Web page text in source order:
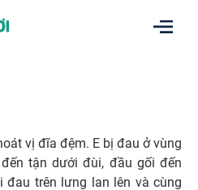
vị đĩa đệm. E bị đau ở vùng
tận dưới đùi, đầu gối đến
đau trên lưng lan lên và cùng